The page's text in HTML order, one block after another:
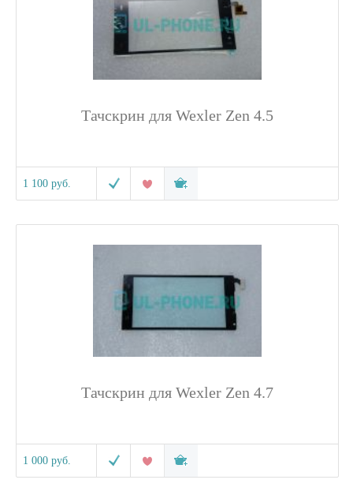
Тачскрин для Wexler Zen 4.5
1 100 руб.
Тачскрин для Wexler Zen 4.7
1 000 руб.